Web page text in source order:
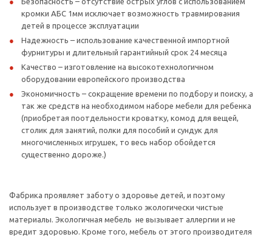
кромки АБС 1мм исключает возможность травмирования
детей в процессе эксплуатации
Надежность – использование качественной импортной
фурнитуры и длительный гарантийный срок 24 месяца
Качество – изготовление на высокотехнологичном
оборудовании европейского производства
Экономичность – сокращение времени по подбору и поиску, а
так же средств на необходимом наборе мебели для ребенка
(приобретая поотдельности кроватку, комод для вещей,
столик для занятий, полки для пособий и сундук для
многочисленных игрушек, то весь набор обойдется
существенно дороже.)
Фабрика проявляет заботу о здоровье детей, и поэтому
использует в производстве только экологически чистые
материалы. Экологичная мебель не вызывает аллергии и не
вредит здоровью. Кроме того, мебель от этого производителя